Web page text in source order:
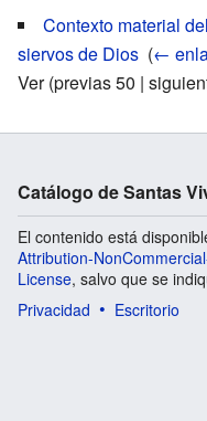
Contexto material
siervos de Dios (←
Ver (previas 50 |
Catálogo de Santas
El contenido está
Attribution-
License, salvo que se
Privacidad
Escritorio